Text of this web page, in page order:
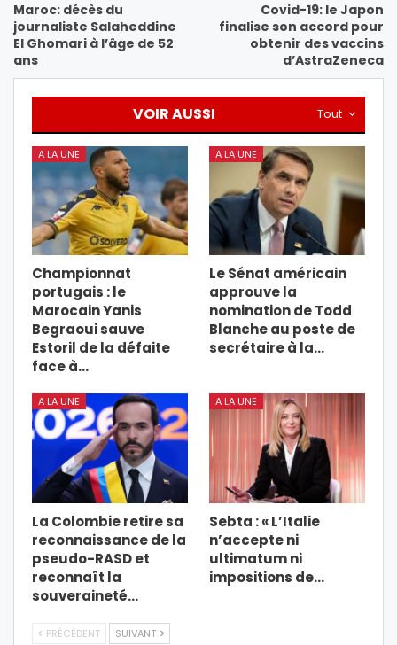
Maroc: décès du
journaliste Salaheddine
El Ghomari à l’âge de 52
ans
Covid-19: le Japon
finalise son accord pour
obtenir des vaccins
d’AstraZeneca
Tout
VOIR AUSSI
A LA UNE
Championnat
portugais : le
Marocain Yanis
Begraoui sauve
Estoril de la défaite
face à…
A LA UNE
Le Sénat américain
approuve la
nomination de Todd
Blanche au poste de
secrétaire à la…
A LA UNE
La Colombie retire sa
reconnaissance de la
pseudo-RASD et
reconnaît la
souveraineté…
A LA UNE
Sebta : « L’Italie
n’accepte ni
ultimatum ni
impositions de…
PRÉCÉDENT SUIVANT